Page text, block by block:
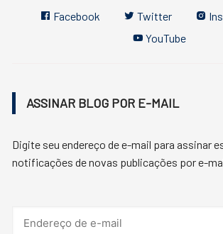
Facebook Twitter
YouTube
ASSINAR BLOG POR E-MAIL
Digite seu endereço de e-mail para assinar
notificações de novas publicações por e-